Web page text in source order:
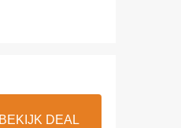
BEKIJK DEAL